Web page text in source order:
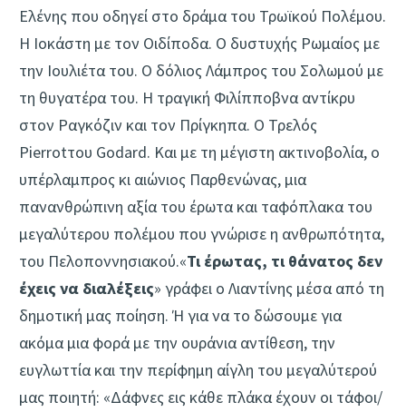
Ελένης που οδηγεί στο δράμα του Τρωϊκού Πολέμου.
Η Ιοκάστη με τον Οιδίποδα. Ο δυστυχής Ρωμαίος με
την Ιουλιέτα του. Ο δόλιος Λάμπρος του Σολωμού με
τη θυγατέρα του. Η τραγική Φιλίπποβνα αντίκρυ
στον Ραγκόζιν και τον Πρίγκηπα. Ο Τρελός
Pierrotτου Godard. Και με τη μέγιστη ακτινοβολία, ο
υπέρλαμπρος κι αιώνιος Παρθενώνας, μια
πανανθρώπινη αξία του έρωτα και ταφόπλακα του
μεγαλύτερου πολέμου που γνώρισε η ανθρωπότητα,
του Πελοποννησιακού.«Τι έρωτας, τι θάνατος δεν
έχεις να διαλέξεις» γράφει ο Λιαντίνης μέσα από τη
δημοτική μας ποίηση. Ή για να το δώσουμε για
ακόμα μια φορά με την ουράνια αντίθεση, την
ευγλωττία και την περίφημη αίγλη του μεγαλύτερού
μας ποιητή: «Δάφνες εις κάθε πλάκα έχουν οι τάφοι/